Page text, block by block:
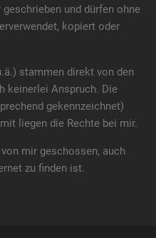
und dürfen ohne
kopiert oder
stammen direkt von den
keinerlei Anspruch. Die
gekennzeichnet)
liegen die Rechte bei mir.
mir geschossen, auch
zu finden ist.